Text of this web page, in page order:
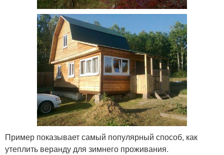
Пример показывает самый популярный способ, как
утеплить веранду для зимнего проживания.